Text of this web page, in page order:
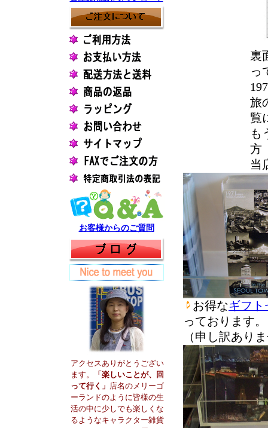
お客様からのご質問
アクセスありがとうござい
ます。
「楽しいことが、回
って行く」 店名のメリーゴ
ーランドのように皆様の生
活の中に少しでも楽しくな
るようなキャラクター雑貨
裏
っ
旅
覧
も
方
当
お得なギフト
っております。
（申し訳あり